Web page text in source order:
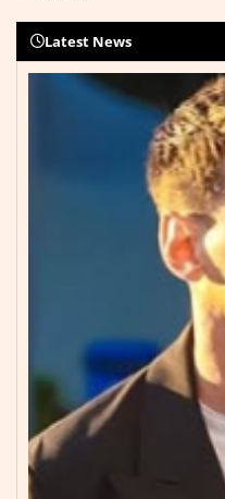
Latest News